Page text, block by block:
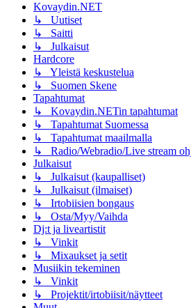
Kovaydin.NET
↳ Uutiset
↳ Saitti
↳ Julkaisut
Hardcore
↳ Yleistä keskustelua
↳ Suomen Skene
Tapahtumat
↳ Kovaydin.NETin tapahtumat
↳ Tapahtumat Suomessa
↳ Tapahtumat maailmalla
↳ Radio/Webradio/Live stream
Julkaisut
↳ Julkaisut (kaupalliset)
↳ Julkaisut (ilmaiset)
↳ Irtobiisien bongaus
↳ Osta/Myy/Vaihda
Dj:t ja liveartistit
↳ Vinkit
↳ Mixaukset ja setit
Musiikin tekeminen
↳ Vinkit
↳ Projektit/irtobiisit/näytteet